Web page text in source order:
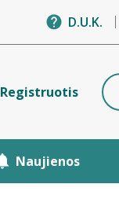
D.U.K.
Registruotis
Naujienos